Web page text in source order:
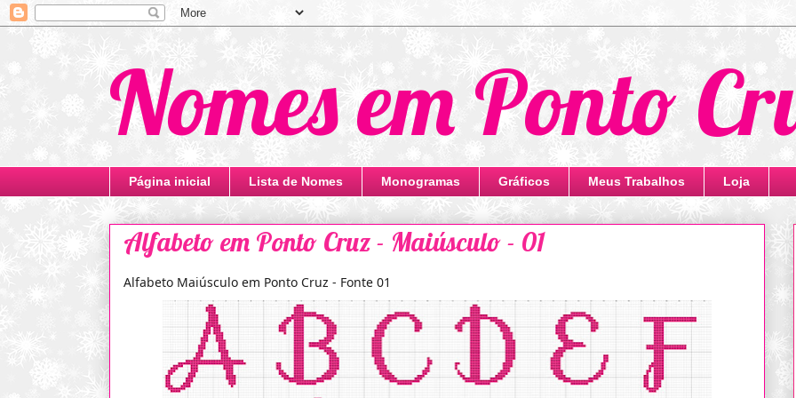
Nomes em Ponto
Página inicial Lista de Nomes Monogramas Gráficos Meus Trabalhos Loja
Alfabeto em Ponto Cruz - Maiúsculo - 01
Alfabeto Maiúsculo em Ponto Cruz - Fonte 01